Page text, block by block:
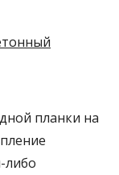
планки на
либо